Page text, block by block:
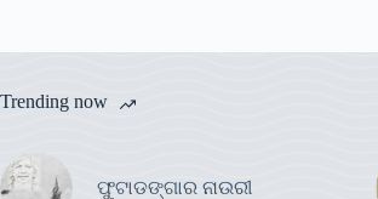
Trending now
ଫୁଟାଡଙ୍ଗାର ନାଉରୀ